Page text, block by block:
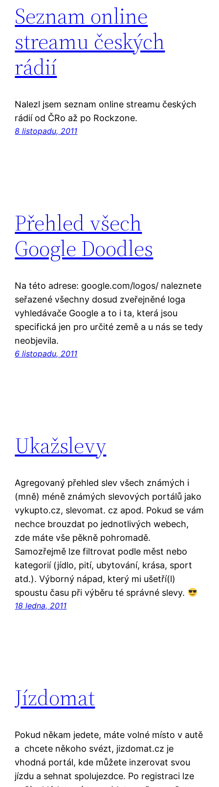
Seznam online
streamu českých
rádií
Nalezl jsem seznam online streamu českých
rádií od ČRo až po Rockzone.
8 listopadu, 2011
Přehled všech
Google Doodles
Na této adrese: google.com/logos/ naleznete
seřazené všechny dosud zveřejněné loga
vyhledávače Google a to i ta, která jsou
specifická jen pro určité země a u nás se tedy
neobjevila.
6 listopadu, 2011
Ukažslevy
Agregovaný přehled slev všech známých i
(mně) méně známých slevových portálů jako
vykupto.cz, slevomat. cz apod. Pokud se vám
nechce brouzdat po jednotlivých webech,
zde máte vše pěkně pohromadě.
Samozřejmě lze filtrovat podle měst nebo
kategorií (jídlo, pití, ubytování, krása, sport
atd.). Výborný nápad, který mi ušetří(l)
spoustu času při výběru té správné slevy.
18 ledna, 2011
Jízdomat
Pokud někam jedete, máte volné místo v autě
a chcete někoho svézt, jizdomat.cz je
vhodná portál, kde můžete inzerovat svou
jízdu a sehnat spolujezdce. Po registraci lze